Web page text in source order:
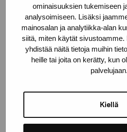
ominaisuuksien tukemiseen
analysoimiseen. Lisäksi
mainosalan ja analytiikka-alan
siitä, miten käytät
yhdistää näitä tietoja muihin
heille tai joita on kerätty, kun
palvelujaan.
Kiellä
Pro Artibus -
Kustaa Vaasan katu 11
10600 Tammisaari
proartibus@proartibus.fi